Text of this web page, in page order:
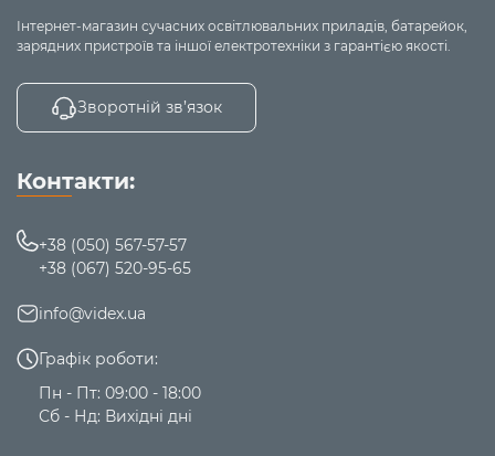
Інтернет-магазин сучасних освітлювальних приладів, батарейок,
зарядних пристроїв та іншої електротехніки з гарантією якості.
Зворотній зв’язок
Контакти:
+38 (050) 567-57-57
+38 (067) 520-95-65
info@videx.ua
Графік роботи:
Пн - Пт: 09:00 - 18:00
Сб - Нд: Вихідні дні